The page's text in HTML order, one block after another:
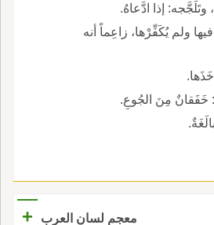
وتَلَجَّجه: إذا ادَّعاهُ.
ولم يُكَفِّرْها، زاعِماً أنه
خَفَقانٌ مِنَ الجُوعِ.
معجم لسان العرب
+